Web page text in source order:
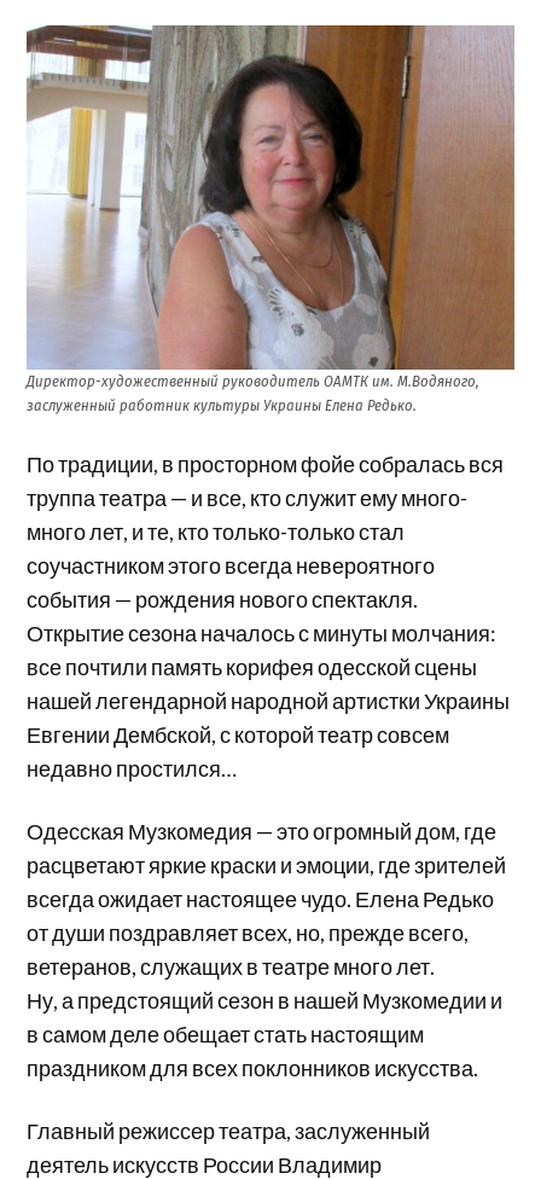
Директор-художественный руководитель ОАМТК им. М.Водяного,
заслуженный работник культуры Украины Елена Редько.
По традиции, в просторном фойе собралась вся
труппа театра — и все, кто служит ему много-
много лет, и те, кто только-только стал
соучастником этого всегда невероятного
события — рождения нового спектакля.
Открытие сезона началось с минуты молчания:
все почтили память корифея одесской сцены
нашей легендарной народной артистки Украины
Евгении Дембской, с которой театр совсем
недавно простился…
Одесская Музкомедия — это огромный дом, где
расцветают яркие краски и эмоции, где зрителей
всегда ожидает настоящее чудо. Елена Редько
от души поздравляет всех, но, прежде всего,
ветеранов, служащих в театре много лет.
Ну, а предстоящий сезон в нашей Музкомедии и
в самом деле обещает стать настоящим
праздником для всех поклонников искусства.
Главный режиссер театра, заслуженный
деятель искусств России Владимир